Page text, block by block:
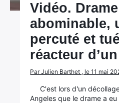
Vidéo. Drame
abominable,
percuté et
réacteur
Par Julien Barthet , le 11 mai
C'est lors d'un
Angeles que le drame a eu